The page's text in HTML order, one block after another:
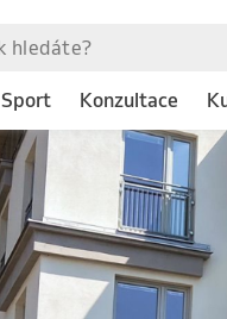
Sport Konzultace